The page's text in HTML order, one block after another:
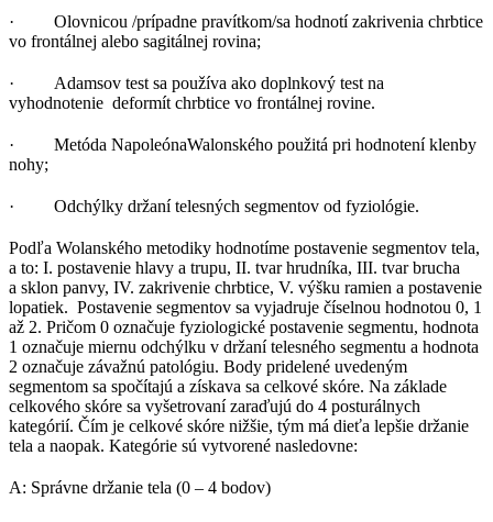
· Olovnicou /prípadne pravítkom/sa hodnotí zakrivenia chrbtice
vo frontálnej alebo sagitálnej rovina;
· Adamsov test sa používa ako doplnkový test na
vyhodnotenie deformít chrbtice vo frontálnej rovine.
· Metóda NapoleónaWalonského použitá pri hodnotení klenby
nohy;
· Odchýlky držaní telesných segmentov od fyziológie.
Podľa Wolanského metodiky hodnotíme postavenie segmentov tela,
a to: I. postavenie hlavy a trupu, II. tvar hrudníka, III. tvar brucha
a sklon panvy, IV. zakrivenie chrbtice, V. výšku ramien a postavenie
lopatiek. Postavenie segmentov sa vyjadruje číselnou hodnotou 0, 1
až 2. Pričom 0 označuje fyziologické postavenie segmentu, hodnota
1 označuje miernu odchýlku v držaní telesného segmentu a hodnota
2 označuje závažnú patológiu. Body pridelené uvedeným
segmentom sa spočítajú a získava sa celkové skóre. Na základe
celkového skóre sa vyšetrovaní zaraďujú do 4 posturálnych
kategórií. Čím je celkové skóre nižšie, tým má dieťa lepšie držanie
tela a naopak. Kategórie sú vytvorené nasledovne:
A: Správne držanie tela (0 – 4 bodov)